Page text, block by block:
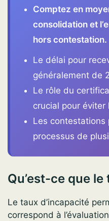
Comptez en
consolidation et
hors contestation.
Le délai pour
généralement de
Le rôle du
crucial pour éviter
Les contestations
processus de
Qu’est-ce que le
Le taux d’incapacité
correspond à